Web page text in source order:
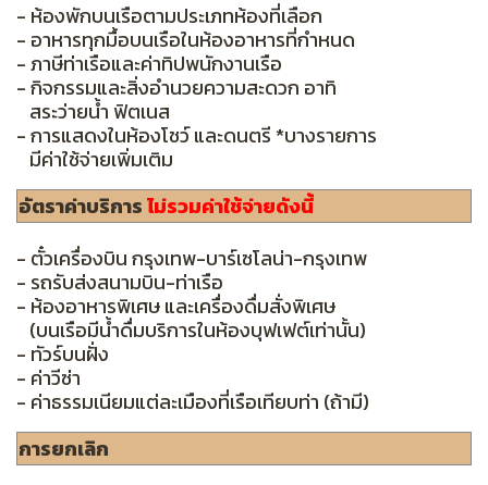
- ห้องพักบนเรือตามประเภทห้องที่เลือก
- อาหารทุกมื้อบนเรือในห้องอาหารที่กำหนด
- ภาษีท่าเรือและค่าทิปพนักงานเรือ
- กิจกรรมและสิ่งอำนวยความสะดวก อาทิ
สระว่ายน้ำ ฟิตเนส
- การแสดงในห้องโชว์ และดนตรี *บางรายการ
มีค่าใช้จ่ายเพิ่มเติม
อัตราค่าบริการไม่รวมค่าใช้จ่ายดังนี้
- ตั๋วเครื่องบิน กรุงเทพ-บาร์เซโลน่า-กรุงเทพ
- รถรับส่งสนามบิน-ท่าเรือ
- ห้องอาหารพิเศษ และเครื่องดื่มสั่งพิเศษ
(บนเรือมีน้ำดื่มบริการในห้องบุฟเฟต์เท่านั้น)
- ทัวร์บนฝั่ง
- ค่าวีซ่า
- ค่าธรรมเนียมแต่ละเมืองที่เรือเทียบท่า (ถ้ามี)
การยกเลิก